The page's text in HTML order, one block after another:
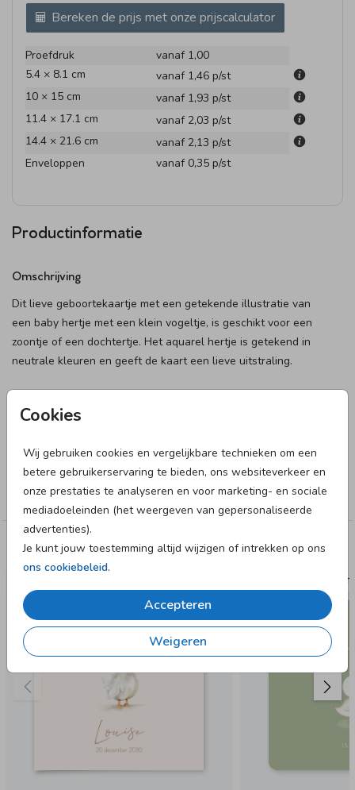
Cookies
Wij gebruiken cookies en vergelijkbare technieken om een
betere gebruikerservaring te bieden, ons websiteverkeer en
onze prestaties te analyseren en voor marketing- en sociale
mediadoeleinden (het weergeven van gepersonaliseerde
advertenties).
Je kunt jouw toestemming altijd wijzigen of intrekken op ons
ons cookiebeleid.
Accepteren
Weigeren
Bereken de prijs met onze prijscalculator
Proefdruk
vanaf 1,00
5.4 × 8.1 cm
vanaf 1,46 p/st
10 × 15 cm
vanaf 1,93 p/st
11.4 × 17.1 cm
vanaf 2,03 p/st
14.4 × 21.6 cm
vanaf 2,13 p/st
Enveloppen
vanaf 0,35 p/st
Productinformatie
Omschrijving
Dit lieve geboortekaartje met een getekende illustratie van
een baby hertje met een klein vogeltje, is geschikt voor een
zoontje of een dochtertje. Het aquarel hertje is getekend in
neutrale kleuren en geeft de kaart een lieve uitstraling.
Collectie
Jongen
Deze designs vind je misschien ook leuk